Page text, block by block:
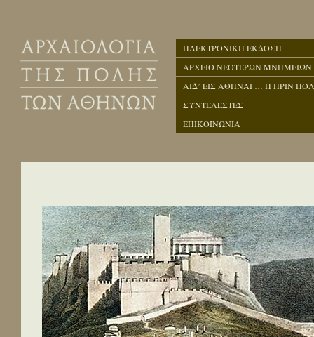
ΗΛΕΚΤΡΟΝΙΚΗ ΕΚΔΟΣΗ
ΑΡΧΕΙΟ ΝΕΟΤΕΡΩΝ ΜΝΗΜΕΙΩΝ
ΑΙΔ’ ΕΙΣ ΑΘΗΝΑΙ … Η ΠΡΙΝ
ΣΥΝΤΕΛΕΣΤΕΣ
ΕΠΙΚΟΙΝΩΝΙΑ